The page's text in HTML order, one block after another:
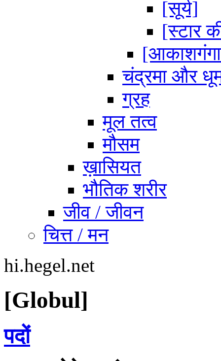
[सूर्य]
[स्टार
चंद्रमा और
ग्रह
मूल तत्व
मौसम
ख़ासियत
भौतिक शरीर
जीव / जीवन
चित्त / मन
hi.hegel.net
[Globul]
पदों